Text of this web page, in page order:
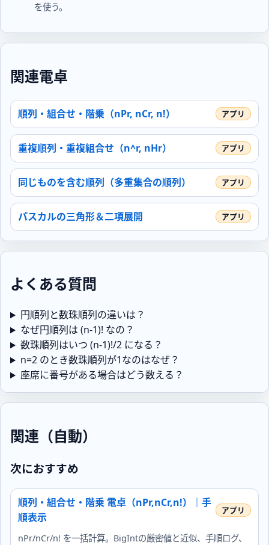
を使う。
関連電卓
順列・組合せ・階乗（nPr, nCr, n!）
重複順列・重複組合せ（n^r, nHr）
同じものを含む順列（多重集合の順列）
パスカルの三角形＆二項展開
よくある質問
円順列と数珠順列の違いは？
なぜ円順列は (n-1)! なの？
数珠順列はいつ (n-1)!/2 になる？
n=2 のとき数珠順列が1なのはなぜ？
座席に番号がある場合はどう数える？
関連（自動）
次におすすめ
順列・組合せ・階乗 電卓（nPr,nCr,n!）｜手
順表示
nPr/nCr/n! を一括計算。BigIntの厳密値と近似、手順ログ、